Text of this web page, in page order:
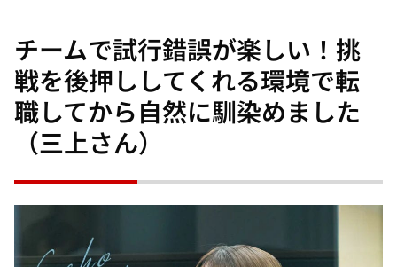
チームで試行錯誤が楽しい！挑
戦を後押ししてくれる環境で転
職してから自然に馴染めました
（三上さん）